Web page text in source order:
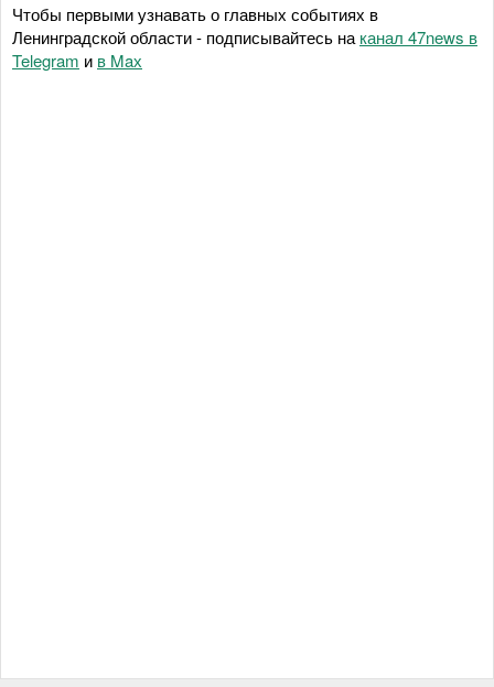
Чтобы первыми узнавать о главных событиях в
Ленинградской области - подписывайтесь на канал 47news в
Telegram и в Maх